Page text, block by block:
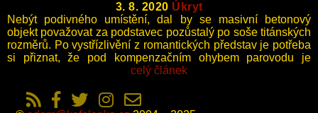
3. 8. 2020 Úkryt
Nebýt podivného umístění, dal by se masivní betonový
objekt považovat za podstavec pozůstalý po soše titánských
rozměrů. Po vystřízlivění z romantických představ je potřeba
si přiznat, že pod kompenzačním ohybem parovodu je
nadzemní protiletecký kryt pro ukrytí zaměstnanců nádraží.
přímého zásahu, avšak aby tento efekt byl úplný, musel by
mít kryt tvar pyramidy.
celý článek